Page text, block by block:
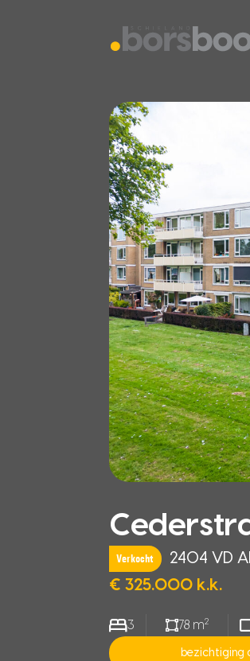
Verkocht
2404 VD
€ 325.000 k.k.
3 78 m2
bezichtiging